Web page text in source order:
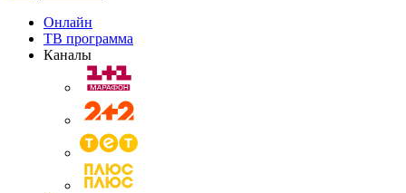
Онлайн
ТВ программа
Каналы